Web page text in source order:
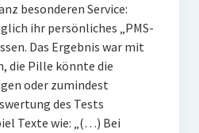
besonderen Service:
ihr persönliches „PMS-
Das Ergebnis war mit
die Pille könnte die
oder zumindest
des Tests
Texte wie: „(…) Bei